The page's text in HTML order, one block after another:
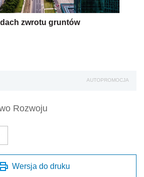
zwrotu gruntów
AUTOPROMOCJA
Rozwoju
Wersja do druku